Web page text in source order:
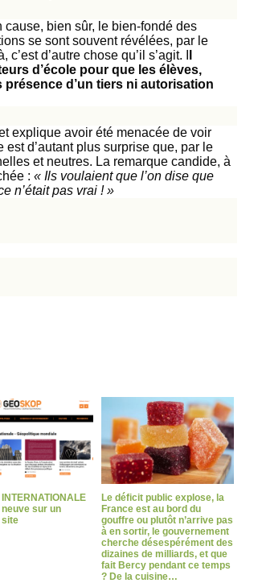
cause, bien sûr, le bien-fondé des
se sont souvent révélées, par le
d’autre chose qu’il s’agit. I
d’école pour que les élèves,
d’un tiers ni autorisation
explique avoir été menacée de voir
d’autant plus surprise que, par le
et neutres. La remarque candide, à
: « Ils voulaient que l’on dise que
n’était pas vrai ! »
sur un
site
Le déficit public explose, la
France est au bord du
gouffre ou plutôt n’arrive pas
à en sortir, le gouvernement
cherche désespérément des
dizaines de milliards, et que
fait Bercy pendant ce temps
? De la cuisine…